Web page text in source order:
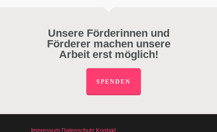
Unsere Förderinnen und
Förderer machen unsere
Arbeit erst möglich!
SPENDEN
Impressum Datenschutz Kontakt